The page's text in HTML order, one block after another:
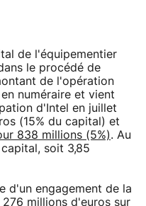
de l'équipementier
le procédé de
de l'opération
numéraire et vient
d'Intel en juillet
(15% du capital) et
838 millions (5%). Au
soit 3,85
d'un engagement de la
millions d'euros sur